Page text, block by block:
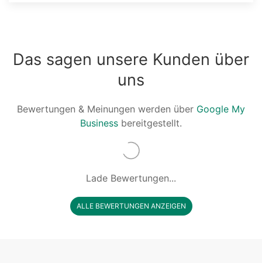
Das sagen unsere Kunden über
uns
Bewertungen & Meinungen werden über Google My
Business bereitgestellt.
Lade Bewertungen...
ALLE BEWERTUNGEN ANZEIGEN